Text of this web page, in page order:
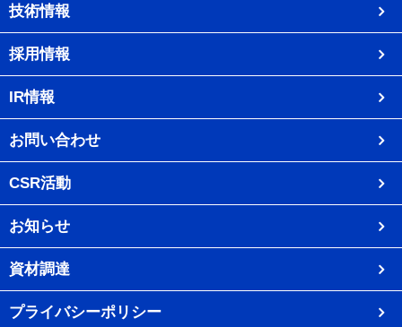
技術情報
採用情報
IR情報
お問い合わせ
CSR活動
お知らせ
資材調達
プライバシーポリシー